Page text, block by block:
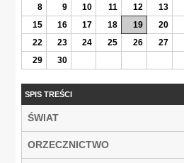
8
9 10 11 12 13
15
16 17 18 19 20
22
23 24 25 26 27
29
30
SPIS TREŚCI
ŚWIAT
ORZECZNICTWO